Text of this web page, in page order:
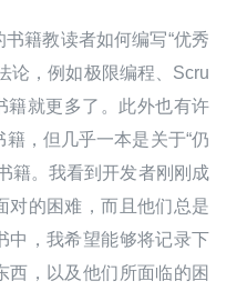
书籍教读者如何编写“优秀
论，例如极限编程、Scru
籍就更多了。此外也有许
，但几乎一本是关于“仍
籍。我看到开发者刚刚成
对的困难，而且他们总是
中，我希望能够将记录下
西，以及他们所面临的困